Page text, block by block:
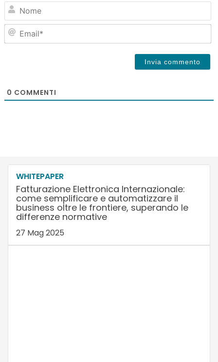
0 COMMENTI
WHITEPAPER
Fatturazione Elettronica Internazionale:
come semplificare e automatizzare il
business oltre le frontiere, superando le
differenze normative
27 Mag 2025